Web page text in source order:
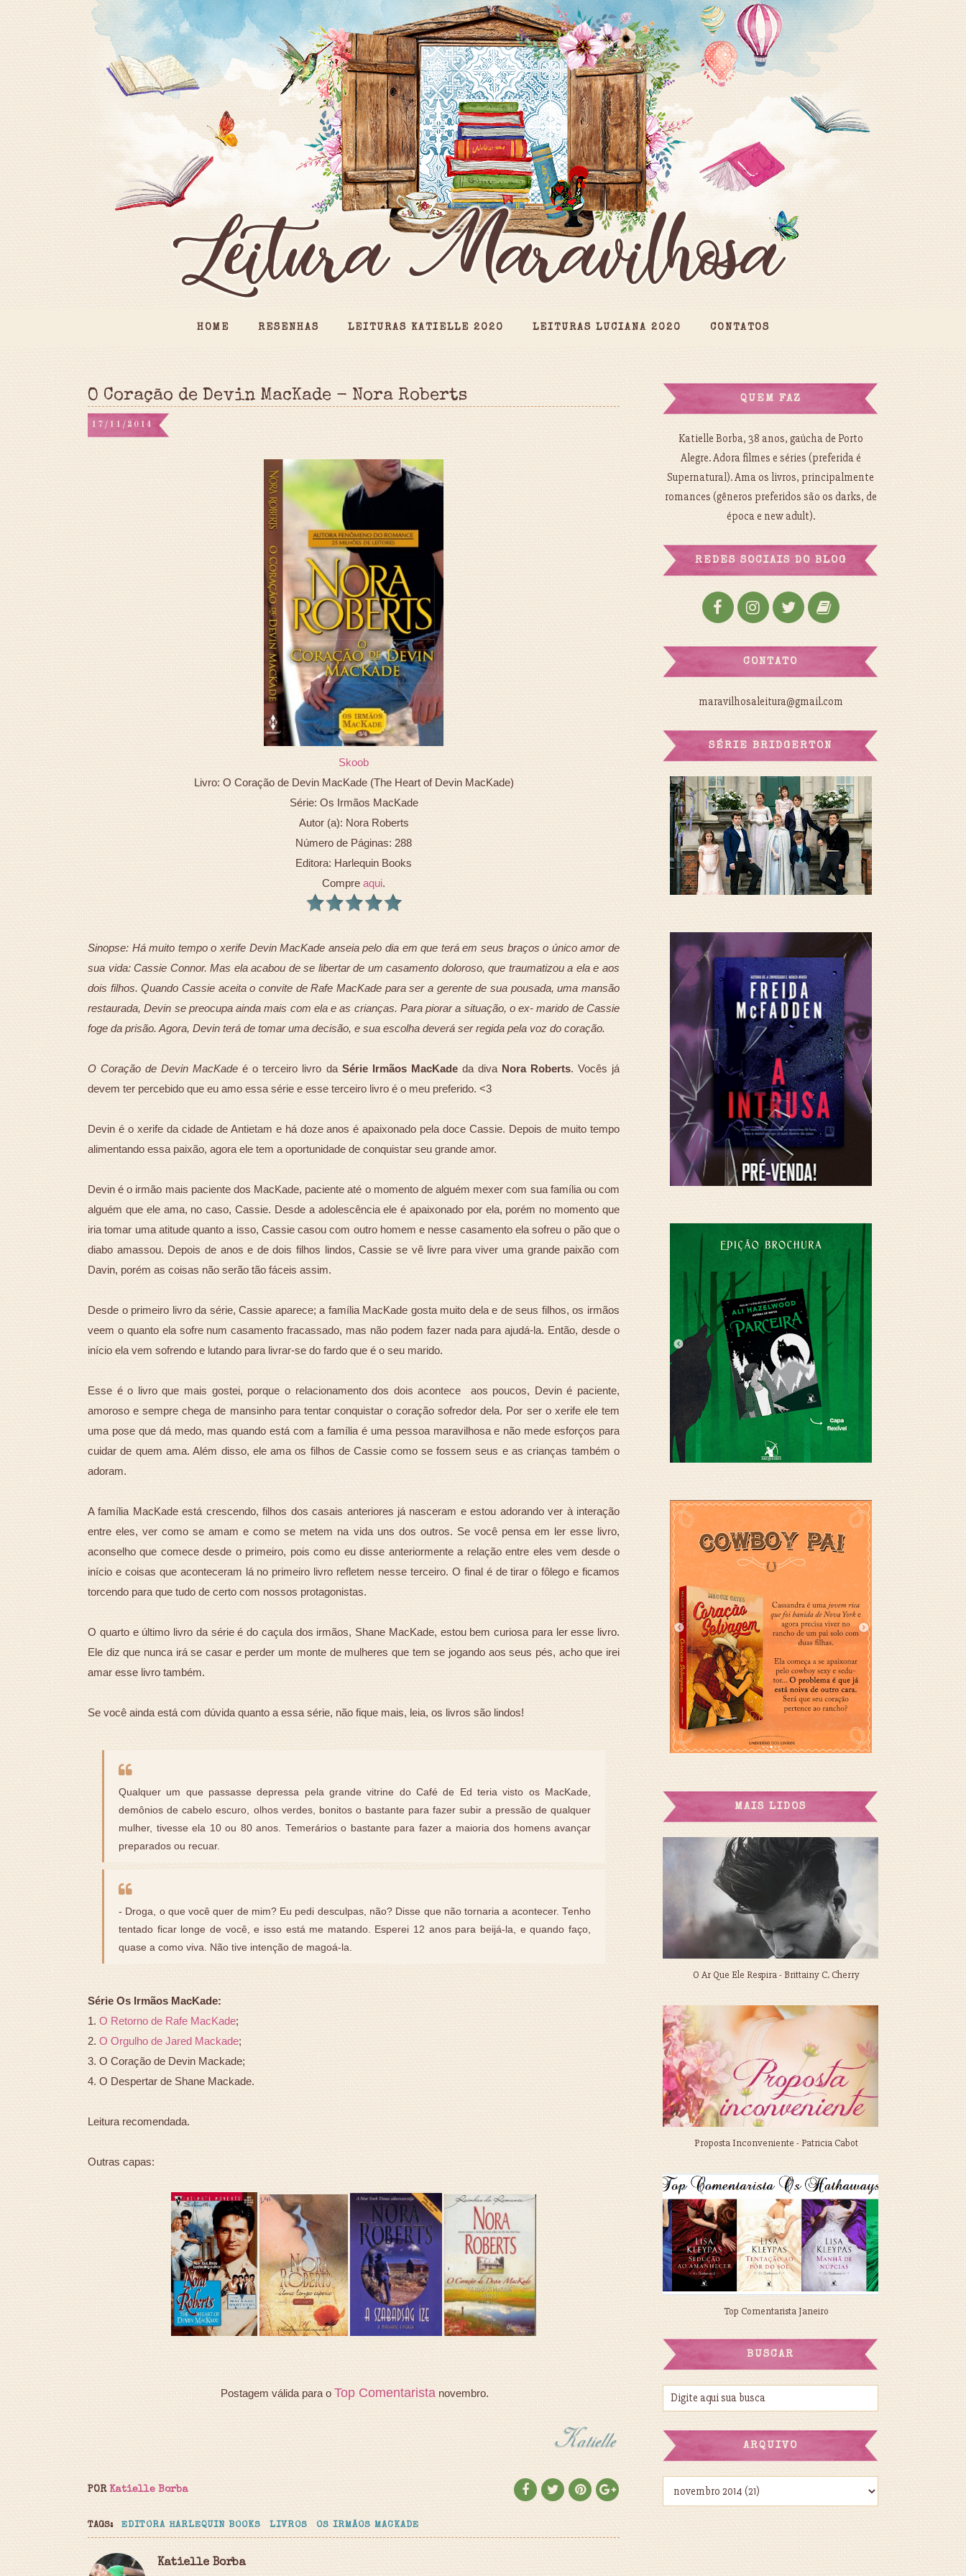
HOME RESENHAS LEITURAS KATIELLE 2020 LEITURAS LUCIANA 2020 CONTATOS
O Coração de Devin MacKade - Nora Roberts
17/11/2014
Skoob
Livro: O Coração de Devin MacKade (The Heart of Devin MacKade)
Série: Os Irmãos MacKade
Autor (a): Nora Roberts
Número de Páginas: 288
Editora: Harlequin Books
Compre aqui.
Sinopse: Há muito tempo o xerife Devin MacKade anseia pelo dia em que terá em seus braços o único amor de
sua vida: Cassie Connor. Mas ela acabou de se libertar de um casamento doloroso, que traumatizou a ela e aos
dois filhos. Quando Cassie aceita o convite de Rafe MacKade para ser a gerente de sua pousada, uma mansão
restaurada, Devin se preocupa ainda mais com ela e as crianças. Para piorar a situação, o ex- marido de Cassie
foge da prisão. Agora, Devin terá de tomar uma decisão, e sua escolha deverá ser regida pela voz do coração.
O Coração de Devin MacKadeé o terceiro livro daSérie Irmãos MacKadeda diva Nora Roberts. Vocês já
devem ter percebido que eu amo essa série e esse terceiro livro é o meu preferido. <3
Devin é o xerife da cidade de Antietam e há doze anos é apaixonado pela doce Cassie. Depois de muito tempo
alimentando essa paixão, agora ele tem a oportunidade de conquistar seu grande amor.
Devin é o irmão mais paciente dos MacKade, paciente até o momento de alguém mexer com sua família ou com
alguém que ele ama, no caso, Cassie. Desde a adolescência ele é apaixonado por ela, porém no momento que
iria tomar uma atitude quanto a isso, Cassie casou com outro homem e nesse casamento ela sofreu o pão que o
diabo amassou. Depois de anos e de dois filhos lindos, Cassie se vê livre para viver uma grande paixão com
Davin, porém as coisas não serão tão fáceis assim.
Desde o primeiro livro da série, Cassie aparece; a família MacKade gosta muito dela e de seus filhos, os irmãos
veem o quanto ela sofre num casamento fracassado, mas não podem fazer nada para ajudá-la. Então, desde o
início ela vem sofrendo e lutando para livrar-se do fardo que é o seu marido.
Esse é o livro que mais gostei, porque o relacionamento dos dois acontece aos poucos, Devin é paciente,
amoroso e sempre chega de mansinho para tentar conquistar o coração sofredor dela. Por ser o xerife ele tem
uma pose que dá medo, mas quando está com a família é uma pessoa maravilhosa e não mede esforços para
cuidar de quem ama. Além disso, ele ama os filhos de Cassie como se fossem seus e as crianças também o
adoram.
A família MacKade está crescendo, filhos dos casais anteriores já nasceram e estou adorando ver à interação
entre eles, ver como se amam e como se metem na vida uns dos outros. Se você pensa em ler esse livro,
aconselho que comece desde o primeiro, pois como eu disse anteriormente a relação entre eles vem desde o
início e coisas que aconteceram lá no primeiro livro refletem nesse terceiro. O final é de tirar o fôlego e ficamos
torcendo para que tudo de certo com nossos protagonistas.
O quarto e último livro da série é do caçula dos irmãos, Shane MacKade, estou bem curiosa para ler esse livro.
Ele diz que nunca irá se casar e perder um monte de mulheres que tem se jogando aos seus pés, acho que irei
amar esse livro também.
Se você ainda está com dúvida quanto a essa série, não fique mais, leia, os livros são lindos!
Qualquer um que passasse depressa pela grande vitrine do Café de Ed teria visto os MacKade,
demônios de cabelo escuro, olhos verdes, bonitos o bastante para fazer subir a pressão de qualquer
mulher, tivesse ela 10 ou 80 anos. Temerários o bastante para fazer a maioria dos homens avançar
preparados ou recuar.
- Droga, o que você quer de mim? Eu pedi desculpas, não? Disse que não tornaria a acontecer. Tenho
tentado ficar longe de você, e isso está me matando. Esperei 12 anos para beijá-la, e quando faço,
quase a como viva. Não tive intenção de magoá-la.
Série Os Irmãos MacKade:
1.O Retorno de Rafe MacKade;
2. O Orgulho de Jared Mackade;
3. O Coração de Devin Mackade;
4. O Despertar de Shane Mackade.
Leitura recomendada.
Outras capas:
Postagem válida para oTop Comentaristanovembro.
POR Katielle Borba
TAGS: EDITORA HARLEQUIN BOOKS LIVROS OS IRMÃOS MACKADE
Katielle Borba
QUEM FAZ
Katielle Borba, 38 anos, gaúcha de Porto
Alegre. Adora filmes e séries (preferida é
Supernatural). Ama os livros, principalmente
romances (gêneros preferidos são os darks, de
época e new adult).
REDES SOCIAIS DO BLOG
CONTATO
maravilhosaleitura@gmail.com
SÉRIE BRIDGERTON
MAIS LIDOS
O Ar Que Ele Respira - Brittainy C. Cherry
Proposta Inconveniente - Patricia Cabot
Top Comentarista Janeiro
BUSCAR
ARQUIVO